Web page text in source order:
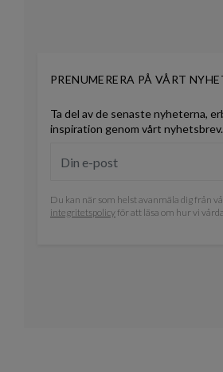
PRENUMERERA PÅ VÅRT
Ta del av de senaste nyheterna,
inspiration genom vårt nyhetsbrev.
Du kan när som helst avanmäla dig från
integritetspolicyför att läsa om hur vi